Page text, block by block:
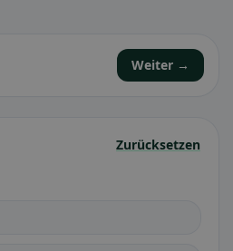
Zurücksetzen
Weiter →